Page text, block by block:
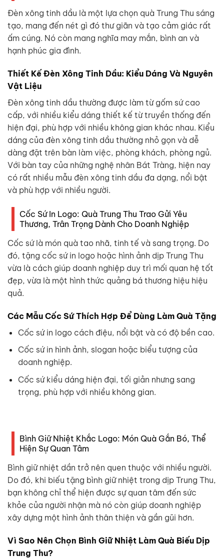
Đèn xông tinh dầu là một lựa chọn quà Trung Thu sáng
tạo, mang đến nét gì đó thư giãn và tạo cảm giác rất
ấm cúng. Nó còn mang nghĩa may mắn, bình an và
hạnh phúc gia đình.
Thiết Kế Đèn Xông Tinh Dầu: Kiểu Dáng Và Nguyên
Vật Liệu
Đèn xông tinh dầu thường được làm từ gốm sứ cao
cấp, với nhiều kiểu dáng thiết kế từ truyền thống đến
hiện đại, phù hợp với nhiều không gian khác nhau. Kiểu
dáng của đèn xông tinh dầu thường nhỏ gọn và dễ
dàng đặt trên bàn làm việc, phòng khách, phòng ngủ.
Với bàn tay của những nghệ nhân Bát Tràng, hiện nay
có rất nhiều mẫu đèn xông tinh dầu đa dạng, nổi bật
và phù hợp với nhiều người.
Cốc Sứ In Logo: Quà Trung Thu Trao Gửi Yêu
Thương, Trân Trọng Dành Cho Doanh Nghiệp
Cốc sứ là món quà tao nhã, tinh tế và sang trọng. Do
đó, tặng cốc sứ in logo hoặc hình ảnh dịp Trung Thu
vừa là cách giúp doanh nghiệp duy trì mối quan hệ tốt
đẹp, vừa là một hình thức quảng bá thương hiệu hiệu
quả.
Các Mẫu Cốc Sứ Thích Hợp Để Dùng Làm Quà Tặng
Cốc sứ in logo cách điệu, nổi bật và có độ bền cao.
Cốc sứ in hình ảnh, slogan hoặc biểu tượng của
doanh nghiệp.
Cốc sứ kiểu dáng hiện đại, tối giản nhưng sang
trọng, phù hợp với nhiều không gian.
Bình Giữ Nhiệt Khắc Logo: Món Quà Gắn Bó, Thể
Hiện Sự Quan Tâm
Bình giữ nhiệt dần trở nên quen thuộc với nhiều người.
Do đó, khi biếu tặng bình giữ nhiệt trong dịp Trung Thu,
bạn không chỉ thể hiện được sự quan tâm đến sức
khỏe của người nhận mà nó còn giúp doanh nghiệp
xây dựng một hình ảnh thân thiện và gần gũi hơn.
Vì Sao Nên Chọn Bình Giữ Nhiệt Làm Quà Biếu Dịp
Trung Thu?